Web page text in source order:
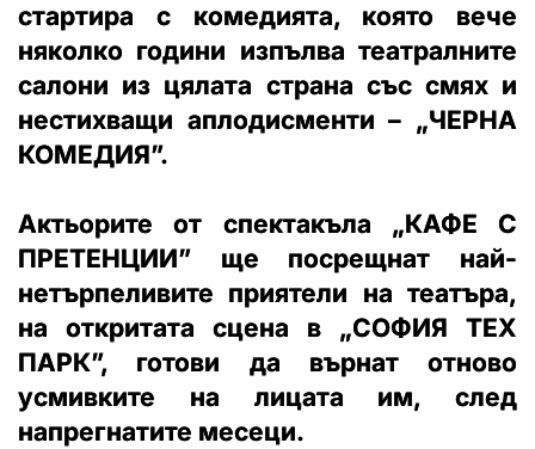
стартира с комедията, която вече
няколко години изпълва театралните
салони из цялата страна със смях и
нестихващи аплодисменти – „ЧЕРНА
КОМЕДИЯ”.
Актьорите от спектакъла „КАФЕ С
ПРЕТЕНЦИИ” ще посрещнат най-
нетърпеливите приятели на театъра,
на откритата сцена в „СОФИЯ ТЕХ
ПАРК”, готови да върнат отново
усмивките на лицата им, след
напрегнатите месеци.